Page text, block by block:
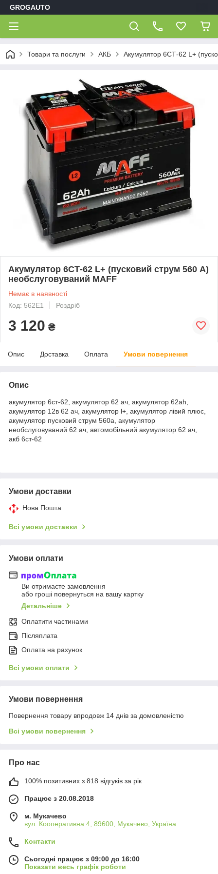
GROGAUTO
Товари та послуги АКБ Акумулятор 6СТ-62 L+
Акумулятор 6СТ-62 L+ (пусковий струм 560 А)
необслуговуваний MAFF
Немає в наявності
Код: 562E1
Роздріб
3 120 ₴
Опис Доставка Оплата Умови повернення
Опис
акумулятор 6ст-62, акумулятор 62 ач, акумулятор 62ah,
акумулятор 12в 62 ач, акумулятор l+, акумулятор лівий плюс,
акумулятор пусковий струм 560а, акумулятор
необслуговуваний 62 ач, автомобільний акумулятор 62 ач,
акб 6ст-62
Умови доставки
Нова Пошта
Всі умови доставки
Умови оплати
Ви отримаєте замовлення
або гроші повернуться на вашу картку
Детальніше
Оплатити частинами
Післяплата
Оплата на рахунок
Всі умови оплати
Умови повернення
Повернення товару впродовж 14 днів за домовленістю
Всі умови повернення
Про нас
100% позитивних з 818 відгуків за рік
Працює з 20.08.2018
м. Мукачево
вул. Кооперативна 4, 89600, Мукачево, Україна
Контакти
Сьогодні працює з 09:00 до 16:00
Показати весь графік роботи